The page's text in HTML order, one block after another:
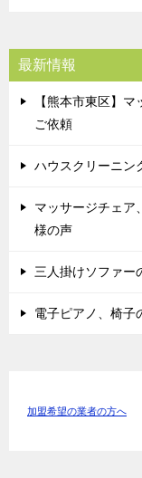
最新情報
【熊本市東区】
ご依頼
ハウスクリーニ
マッサージチェ
様の声
三人掛けソファ
電子ピアノ、椅
加盟希望の業者の方へ